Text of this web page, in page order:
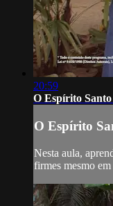
20:59
O Espírito
O Espírito
Nesta aula,
firmes mesmo em